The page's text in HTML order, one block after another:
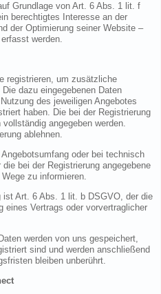
Grundlage von Art. 6 Abs. 1 lit. f
berechtigtes Interesse an der
der Optimierung seiner Website –
werden.
registrieren, um zusätzliche
dazu eingegebenen Daten
des jeweiligen Angebotes
haben. Die bei der Registrierung
angegeben werden.
ablehnen.
oder bei technisch
bei der Registrierung angegebene
zu informieren.
ist Art. 6 Abs. 1 lit. b DSGVO, der die
eines Vertrags oder vorvertraglicher
werden von uns gespeichert,
sind und werden anschließend
bleiben unberührt.